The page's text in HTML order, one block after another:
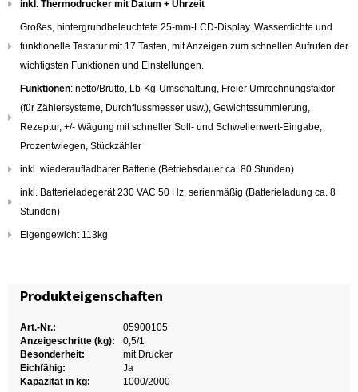
inkl. Thermodrucker mit Datum + Uhrzeit
Großes, hintergrundbeleuchtete 25-mm-LCD-Display. Wasserdichte und
funktionelle Tastatur mit 17 Tasten, mit Anzeigen zum schnellen Aufrufen der
wichtigsten Funktionen und Einstellungen.
Funktionen: netto/Brutto, Lb-Kg-Umschaltung, Freier Umrechnungsfaktor
(für Zählersysteme, Durchflussmesser usw.), Gewichtssummierung,
Rezeptur, +/- Wägung mit schneller Soll- und Schwellenwert-Eingabe,
Prozentwiegen, Stückzähler
inkl. wiederaufladbarer Batterie (Betriebsdauer ca. 80 Stunden)
inkl. Batterieladegerät 230 VAC 50 Hz, serienmäßig (Batterieladung ca. 8
Stunden)
Eigengewicht 113kg
Produkteigenschaften
Art.-Nr.:
05900105
Anzeigeschritte (kg):
0,5/1
Besonderheit:
mit Drucker
Eichfähig:
Ja
Kapazität in kg:
1000/2000